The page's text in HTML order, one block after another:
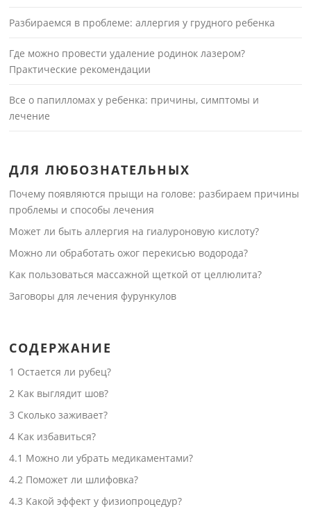
Разбираемся в проблеме: аллергия у грудного ребенка
Где можно провести удаление родинок лазером?
Практические рекомендации
Все о папилломах у ребенка: причины, симптомы и
лечение
ДЛЯ ЛЮБОЗНАТЕЛЬНЫХ
Почему появляются прыщи на голове: разбираем причины
проблемы и способы лечения
Может ли быть аллергия на гиалуроновую кислоту?
Можно ли обработать ожог перекисью водорода?
Как пользоваться массажной щеткой от целлюлита?
Заговоры для лечения фурункулов
СОДЕРЖАНИЕ
1 Остается ли рубец?
2 Как выглядит шов?
3 Сколько заживает?
4 Как избавиться?
4.1 Можно ли убрать медикаментами?
4.2 Поможет ли шлифовка?
4.3 Какой эффект у физиопроцедур?